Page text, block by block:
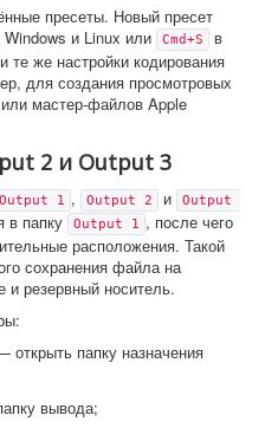
пресеты. Новый пресет
Windows и Linux или Cmd+S
в
те же настройки кодирования
для создания просмотровых
мастер-файлов Apple
2 и Output 3
Output 1 , Output 2 и
Output
в папку Output 1 , после чего
расположения. Такой
сохранения файла на
и резервный носитель.
открыть папку назначения
вывода;